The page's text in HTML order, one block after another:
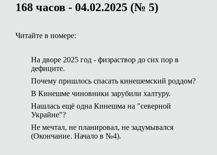
168 часов - 04.02.2025 (№ 5)
Читайте в номере:
На дворе 2025 год - физраствор до сих пор в
дефиците.
Почему пришлось спасать кинешемский роддом?
В Кинешме чиновники зарубили халтуру.
Нашлась ещё одна Кинешма на "северной
Украйне"?
Не мечтал, не планировал, не задумывался
(Окончание. Начало в №4).